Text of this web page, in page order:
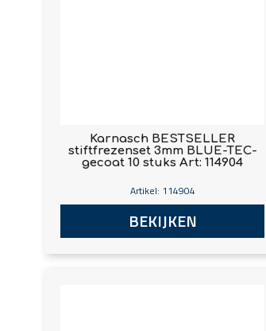
Karnasch BESTSELLER
stiftfrezenset 3mm BLUE-TEC-
gecoat 10 stuks Art: 114904
Artikel: 114904
BEKIJKEN